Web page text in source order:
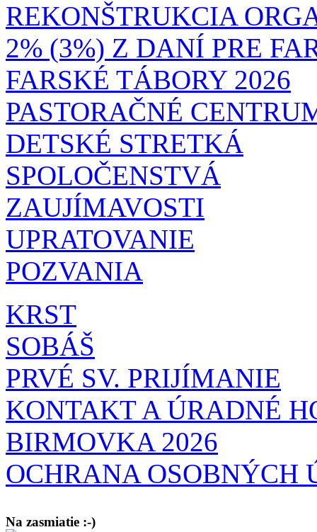
REKONŠTRUKCIA
2% (3%) Z DANÍ PRE
FARSKÉ TÁBORY 2026
PASTORAČNÉ
DETSKÉ STRETKÁ
SPOLOČENSTVÁ
ZAUJÍMAVOSTI
UPRATOVANIE
POZVANIA
KRST
SOBÁŠ
PRVÉ SV. PRIJÍMANIE
KONTAKT A ÚRADNÉ
BIRMOVKA 2026
OCHRANA OSOBNÝCH
Na zasmiatie :-)